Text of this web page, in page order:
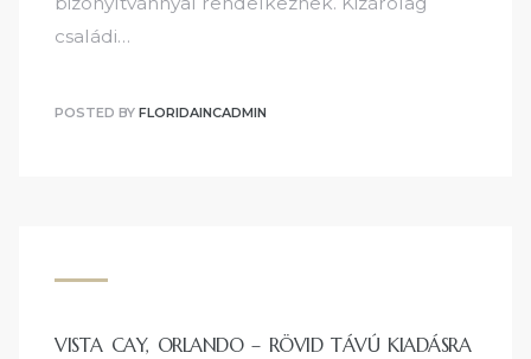
családi…
POSTED BY FLORIDAINCADMIN
VISTA CAY, ORLANDO – RÖVID TÁVÚ KIADÁSRA